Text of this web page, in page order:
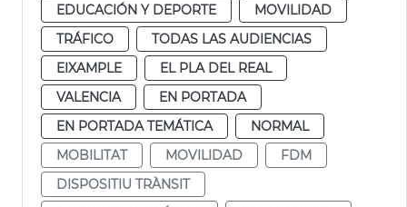
EDUCACIÓN Y DEPORTE
MOVILIDAD
TRÁFICO
TODAS LAS AUDIENCIAS
EIXAMPLE
EL PLA DEL REAL
VALENCIA
EN PORTADA
EN PORTADA TEMÁTICA
NORMAL
MOBILITAT
MOVILIDAD
FDM
DISPOSITIU TRÀNSIT